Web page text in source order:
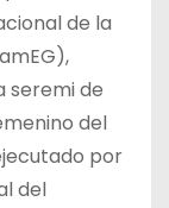
de la
seremi de
del
por
del